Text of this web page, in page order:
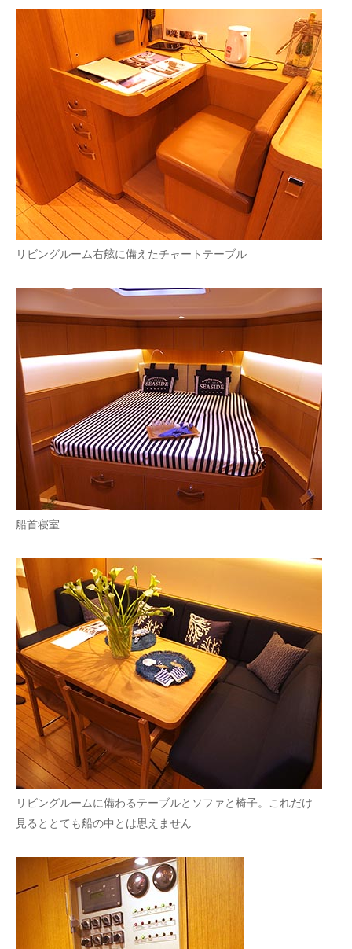
リビングルーム右舷に備えたチャートテーブル
船首寝室
リビングルームに備わるテーブルとソファと椅子。これだけ
見るととても船の中とは思えません